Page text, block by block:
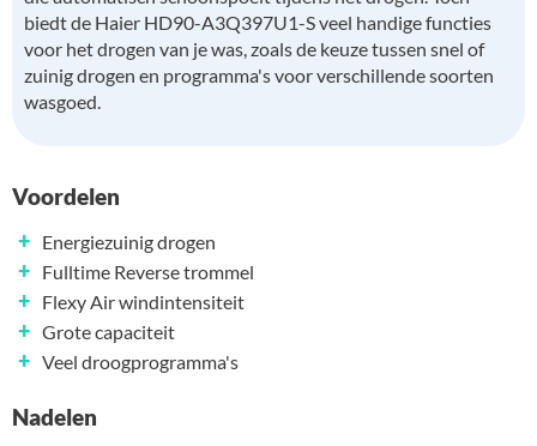
biedt de Haier HD90-A3Q397U1-S veel handige functies
voor het drogen van je was, zoals de keuze tussen snel of
zuinig drogen en programma's voor verschillende soorten
wasgoed.
Voordelen
+ Energiezuinig drogen
+ Fulltime Reverse trommel
+ Flexy Air windintensiteit
+ Grote capaciteit
+ Veel droogprogramma's
Nadelen